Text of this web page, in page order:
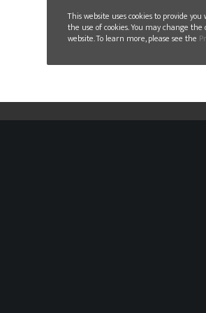
This website uses cookies to provide
the use of cookies. You may change
website. To learn more, please see the